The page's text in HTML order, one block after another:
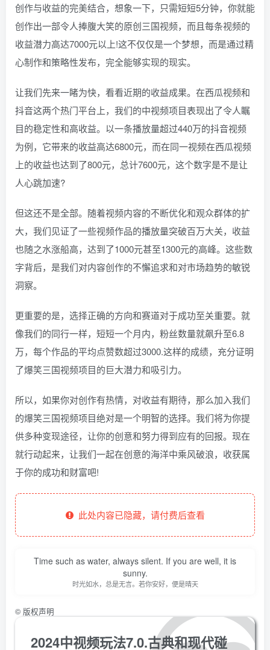
创作与收益的完美结合，想象一下，只需短短5分钟，你就能
创作出一部令人捧腹大笑的原创三国视频，而且每条视频的
收益潜力高达7000元以上!这不仅仅是一个梦想，而是通过精
心制作和策略性发布，完全能够实现的现实。
让我们先来一睹为快，看看近期的收益成果。在西瓜视频和
抖音这两个热门平台上，我们的中视频项目表现出了令人瞩
目的稳定性和高收益。以一条播放量超过440万的抖音视频
为例，它带来的收益高达6800元，而在同一视频在西瓜视频
上的收益也达到了800元，总计7600元，这个数字是不是让
人心跳加速?
但这还不是全部。随着视频内容的不断优化和观众群体的扩
大，我们见证了一些视频作品的播放量突破百万大关，收益
也随之水涨船高，达到了1000元甚至1300元的高峰。这些数
字背后，是我们对内容创作的不懈追求和对市场趋势的敏锐
洞察。
更重要的是，选择正确的方向和赛道对于成功至关重要。就
像我们的同行一样，短短一个月内，粉丝数量就飙升至6.8
万，每个作品的平均点赞数超过3000.这样的成绩，充分证明
了爆笑三国视频项目的巨大潜力和吸引力。
所以，如果你对创作有热情，对收益有期待，那么加入我们
的爆笑三国视频项目绝对是一个明智的选择。我们将为你提
供多种变现途径，让你的创意和努力得到应有的回报。现在
就行动起来，让我们一起在创意的海洋中乘风破浪，收获属
于你的成功和财富吧!
此处内容已隐藏，请付费后查看
Time such as water, always silent. If you are well, it is
sunny.
时光如水，总是无言。若你安好，便是晴天
© 版权声明
2024中视频玩法7.0.古典和现代碰